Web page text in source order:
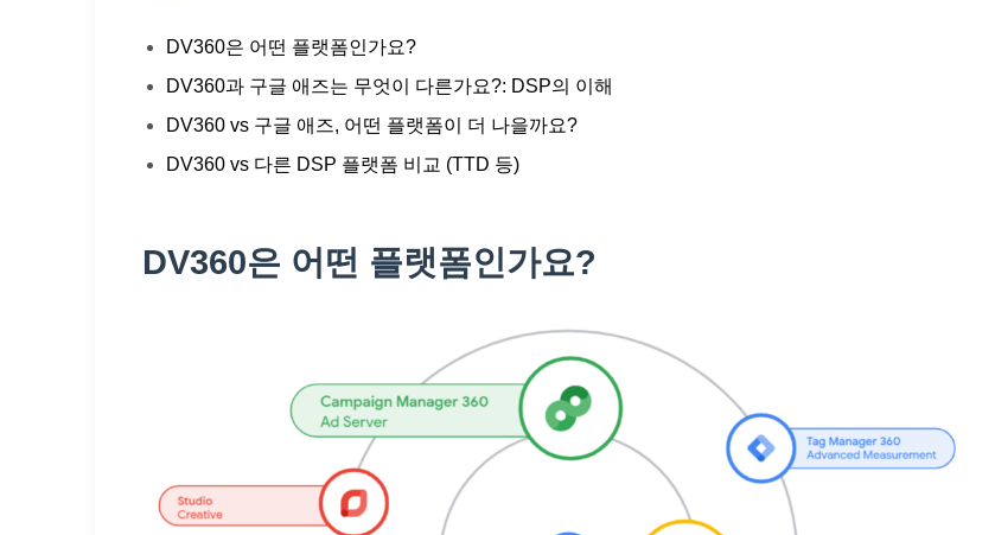
DV360은 어떤 플랫폼인가요?
DV360과 구글 애즈는 무엇이 다른가요?: DSP의 이해
DV360 vs 구글 애즈, 어떤 플랫폼이 더 나을까요?
DV360 vs 다른 DSP 플랫폼 비교 (TTD 등)
DV360은 어떤 플랫폼인가요?